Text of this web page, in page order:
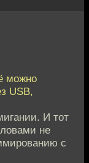
можно
USB,
И тот
не
с